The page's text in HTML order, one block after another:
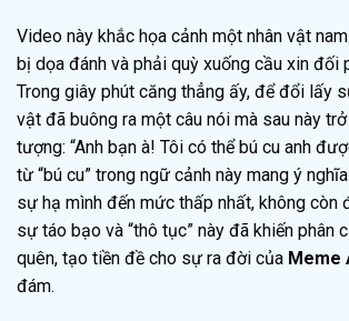
Video này khắc họa cảnh một nhân vật
bị dọa đánh và phải quỳ xuống cầu xin đối
Trong giây phút căng thẳng ấy, để đổi lấy
vật đã buông ra một câu nói mà sau này
tượng: “Anh bạn à! Tôi có thể bú cu anh
từ “bú cu” trong ngữ cảnh này mang ý
sự hạ mình đến mức thấp nhất, không còn
sự táo bạo và “thô tục” này đã khiến phân
quên, tạo tiền đề cho sự ra đời của Meme
đám.